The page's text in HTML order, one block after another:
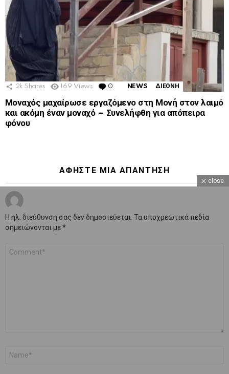
2k Shares 169 Views 0 Comments
NEWS ΔΙΕΘΝΗ
Μοναχός μαχαίρωσε εργαζόμενο στη Μονή στον λαιμό
και ακόμη έναν μοναχό – Συνελήφθη για απόπειρα
φόνου
ΑΦΉΣΤΕ ΜΙΑ ΑΠΆΝΤΗΣΗ
Η ηλ. διεύθυνση σας δεν δημοσιεύεται. Τα υποχρεωτικά πεδία
σημειώνονται με*
close